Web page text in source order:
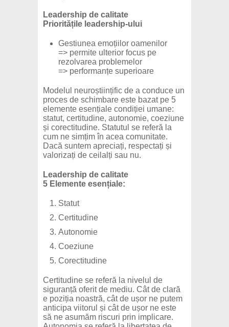
Leadership de calitate
Prioritățile leadership-ului
Gestiunea emoțiilor oamenilor
=> permite ulterior focus pe
rezolvarea problemelor
=> performanțe superioare
Modelul neuroștiințific de a conduce un
proces de schimbare este bazat pe 5
elemente esențiale condiției umane:
statut, certitudine, autonomie, coeziune
și corectitudine. Statutul se referă la
cum ne simțim în acea comunitate.
Dacă suntem apreciați, respectați și
valorizați de ceilalți sau nu.
Leadership de calitate
5 Elemente esențiale:
Statut
Certitudine
Autonomie
Coeziune
Corectitudine
Certitudine se referă la nivelul de
siguranță oferit de mediu. Cât de clară
e poziția noastră, cât de ușor ne putem
anticipa viitorul și cât de ușor ne este
să ne asumăm riscuri prin implicare.